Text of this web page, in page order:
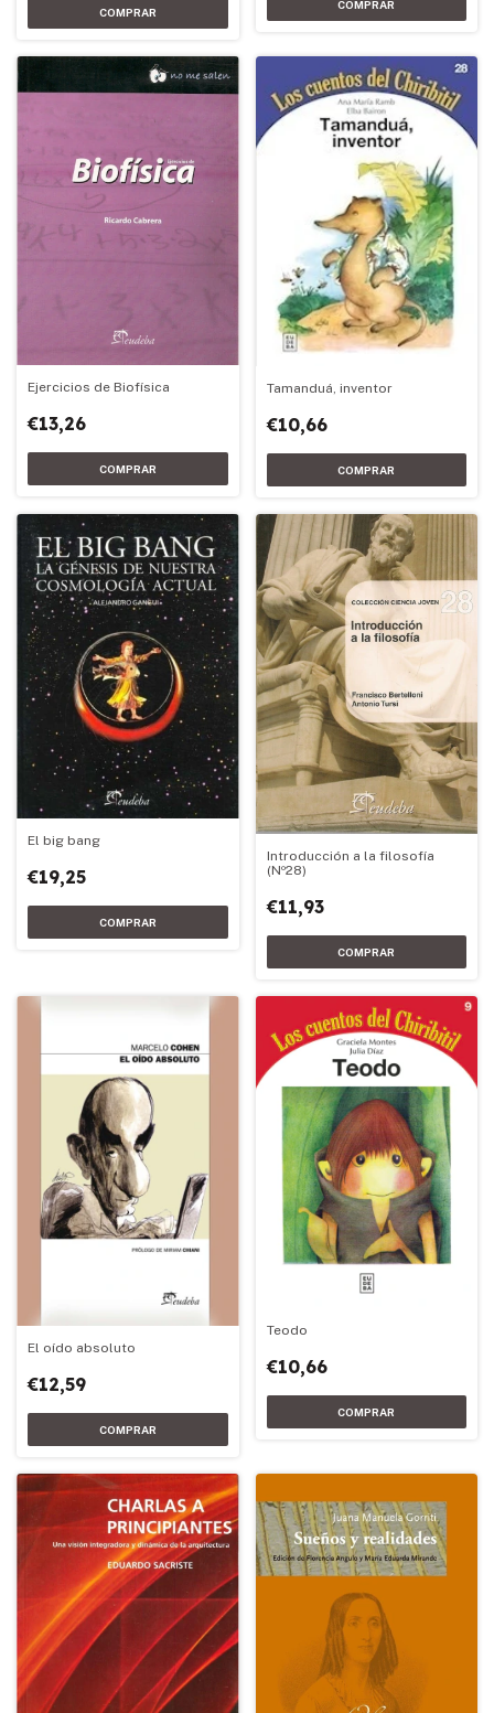
Ejercicios de Biofísica
€13,26
Tamanduá, inventor
€10,66
El big bang
€19,25
Introducción a la filosofía
(Nº28)
€11,93
El oído absoluto
€12,59
Teodo
€10,66